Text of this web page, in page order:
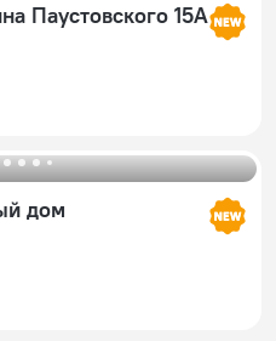
Паустовского 15А
дом